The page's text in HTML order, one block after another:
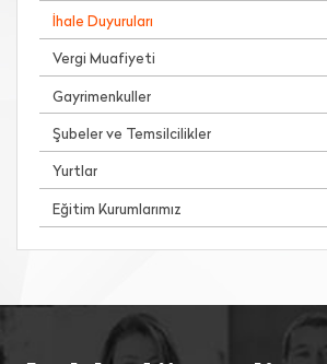
İhale Duyuruları
Vergi Muafiyeti
Gayrimenkuller
Şubeler ve Temsilcilikler
Yurtlar
Eğitim Kurumlarımız